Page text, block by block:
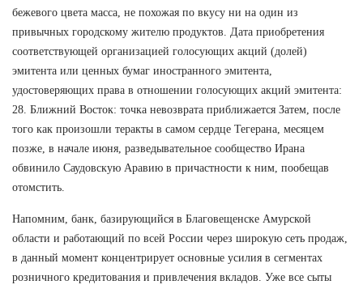
бежевого цвета масса, не похожая по вкусу ни на один из
привычных городскому жителю продуктов. Дата приобретения
соответствующей организацией голосующих акций (долей)
эмитента или ценных бумаг иностранного эмитента,
удостоверяющих права в отношении голосующих акций эмитента:
28. Ближний Восток: точка невозврата приближается Затем, после
того как произошли теракты в самом сердце Тегерана, месяцем
позже, в начале июня, разведывательное сообщество Ирана
обвинило Саудовскую Аравию в причастности к ним, пообещав
отомстить.
Напомним, банк, базирующийся в Благовещенске Амурской
области и работающий по всей России через широкую сеть продаж,
в данный момент концентрирует основные усилия в сегментах
розничного кредитования и привлечения вкладов. Уже все сыты